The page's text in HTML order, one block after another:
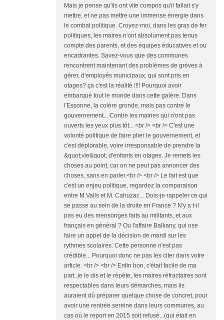
Mais je pense qu'ils ont vite compris qu'il fallait s'y
mettre, et ne pas mettre une immense énergie dans
le combat politique. Croyez-moi, dans les gras de fer
politiques, les maires n'ont absolument pas tenus
compte des parents, et des équipes éducatives et ou
encadrantes. Savez-vous que des communes
rencontrent maintenant des problèmes de grèves à
gérer, d'employés municipaux, qui sont pris en
otages? ça c'est la réalité !!!! Pourquoi avoir
embarqué tout le monde dans cette galère. Dans
l'Essonne, la colère gronde, mais pas contre le
gouvernement... Contre les mairies qui n'ont pas
ouverts les yeux plus tôt... <br /> <br /> C'est une
volonté politique de faire plier le gouvernement, et
c'est déplorable, voire irresponsable de prendre la
&quot;vie&quot; d'enfants en otages. Je remets les
choses au point, car on ne peut pas annoncer des
choses, sans en parler.<br /> <br /> Le fait est que
c'est un enjeu politique, regardez la comparaison
entre M.Valls et M. Cahuzac... Dois-je rappeler ce qui
se passe au sein de la droite en France ? N'y a t-il
pas eu des mensonges faits au militants, et aux
français en général ? Ou l'affaire Balkany, qui ose
faire un appel de la décision de mardi sur les
rythmes scolaires. Cette personne n'est pas
crédible... Pourquoi donc ne pas les citer dans votre
article. <br /> <br /> Enfin bon, c'était facile de ma
part. je le dis et le répète, les maires réfractaires sont
respectables dans leurs démarches, mais ils
auraient dû préparer quelque chose de concret, pour
avoir une rentrée sereine dans leurs communes, au
cas où le report en 2015 soit refusé...(qui était en